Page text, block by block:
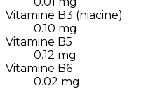
Vitamine B3 (niacine)
0.10 mg
Vitamine B5
0.12 mg
Vitamine B6
0.02 mg